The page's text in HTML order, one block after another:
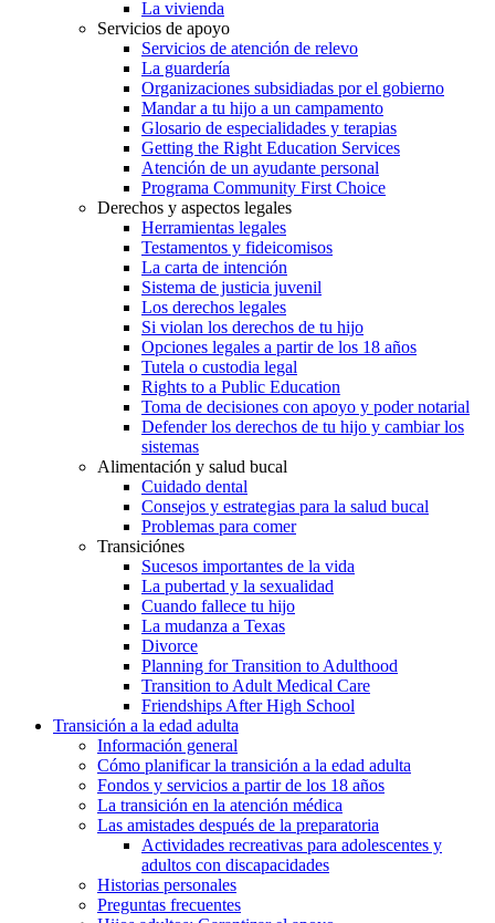
La vivienda
Servicios de apoyo
Servicios de atención de relevo
La guardería
Organizaciones subsidiadas por el gobierno
Mandar a tu hijo a un campamento
Glosario de especialidades y terapias
Getting the Right Education Services
Atención de un ayudante personal
Programa Community First Choice
Derechos y aspectos legales
Herramientas legales
Testamentos y fideicomisos
La carta de intención
Sistema de justicia juvenil
Los derechos legales
Si violan los derechos de tu hijo
Opciones legales a partir de los 18 años
Tutela o custodia legal
Rights to a Public Education
Toma de decisiones con apoyo y poder notarial
Defender los derechos de tu hijo y cambiar los
sistemas
Alimentación y salud bucal
Cuidado dental
Consejos y estrategias para la salud bucal
Problemas para comer
Transiciónes
Sucesos importantes de la vida
La pubertad y la sexualidad
Cuando fallece tu hijo
La mudanza a Texas
Divorce
Planning for Transition to Adulthood
Transition to Adult Medical Care
Friendships After High School
Transición a la edad adulta
Información general
Cómo planificar la transición a la edad adulta
Fondos y servicios a partir de los 18 años
La transición en la atención médica
Las amistades después de la preparatoria
Actividades recreativas para adolescentes y
adultos con discapacidades
Historias personales
Preguntas frecuentes